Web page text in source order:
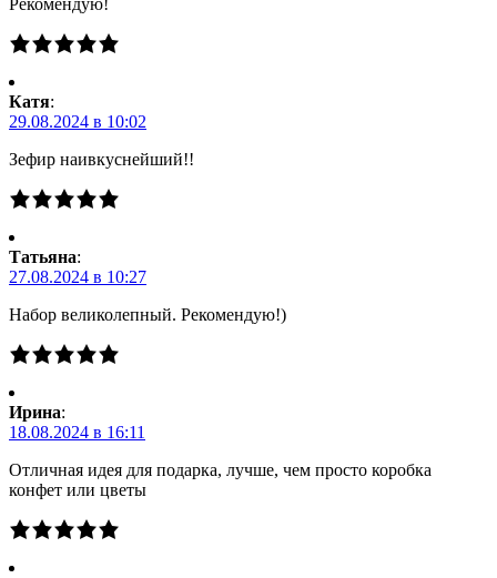
Рекомендую!
Катя:
29.08.2024 в 10:02
Зефир наивкуснейший!!
Татьяна:
27.08.2024 в 10:27
Набор великолепный. Рекомендую!)
Ирина:
18.08.2024 в 16:11
Отличная идея для подарка, лучше, чем просто коробка
конфет или цветы